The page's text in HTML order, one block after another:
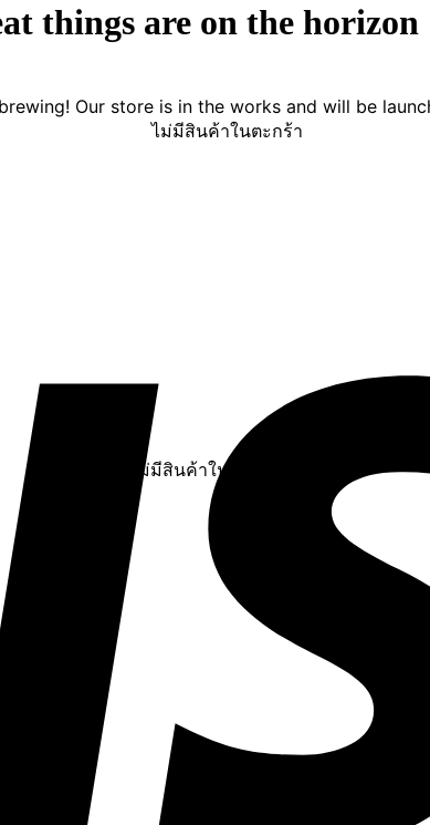
ไม่มีสินค้าในตะกร้า
ไม่มีสินค้าในตะกร้า
things are on the horizon
Our store is in the works and will be